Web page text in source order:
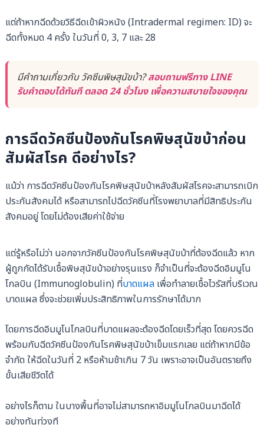
แต่ถ้าหากฉีดด้วยวิธีฉีดเข้าผิวหนัง (Intradermal regimen: ID) จะ
ฉีดทั้งหมด 4 ครั้ง ในวันที่ 0, 3, 7 และ 28
มีคำถามเกี่ยวกับ วัคซีนพิษสุนัขบ้า?สอบถามฟรีทาง LINE
รับคำตอบได้ทันที ตลอด 24 ชั่วโมง เพื่อความสบายใจของคุณ
การฉีดวัคซีนป้องกันโรคพิษสุนัขบ้าก่อน
สัมผัสโรค ดีอย่างไร?
แม้ว่า การฉีดวัคซีนป้องกันโรคพิษสุนัขบ้าหลังสัมผัสโรคจะสามารถเบิก
ประกันสังคมได้ หรือสามารถไปฉีดวัคซีนที่โรงพยาบาลที่มีสิทธิประกัน
สังคมอยู่ โดยไม่ต้องเสียค่าใช้จ่าย
แต่รู้หรือไม่ว่า นอกจากวัคซีนป้องกันโรคพิษสุนัขบ้าที่ต้องฉีดแล้ว หาก
ผู้ถูกกัดได้รับเชื้อพิษสุนัขบ้าอย่างรุนแรง ก็จำเป็นที่จะต้องฉีดอิมมูโน
โกลบิน (Immunoglobulin) ที่บาดแผลเพื่อทำลายเชื้อไวรัสที่บริเวณ
บาดแผล ซึ่งจะช่วยเพิ่มประสิทธิภาพในการรักษาได้มาก
โดยการฉีดอิมมูโนโกลบินที่บาดแผลจะต้องฉีดโดยเร็วที่สุด โดยควรฉีด
พร้อมกับฉีดวัคซีนป้องกันโรคพิษสุนัขบ้าเข็มแรกเลย แต่ถ้าหากมีข้อ
จำกัด ให้ฉีดในวันที่ 2 หรือห้ามช้าเกิน 7 วัน เพราะอาจเป็นอันตรายถึง
ขั้นเสียชีวิตได้
อย่างไรก็ตาม ในบางพื้นที่อาจไม่สามารถหาอิมมูโนโกลบินมาฉีดได้
อย่างทันท่วงที